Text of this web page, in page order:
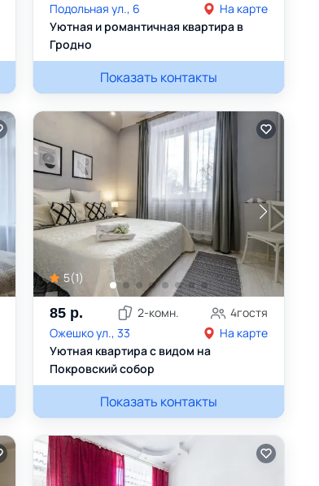
Подольная ул., 6
На карте
Уютная и романтичная квартира в
Гродно
+375295818360
Показать контакты
5(1)
85 р. 2-комн. 4гостя
Ожешко ул., 33
На карте
Уютная квартира с видом на
Покровский собор
Александра+375445352888
Показать контакты